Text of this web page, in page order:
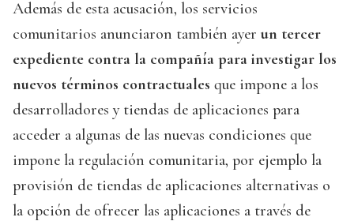
Además de esta acusación, los servicios
comunitarios anunciaron también ayer un tercer
expediente contra la compañía para investigar los
nuevos términos contractuales que impone a los
desarrolladores y tiendas de aplicaciones para
acceder a algunas de las nuevas condiciones que
impone la regulación comunitaria, por ejemplo la
provisión de tiendas de aplicaciones alternativas o
la opción de ofrecer las aplicaciones a través de